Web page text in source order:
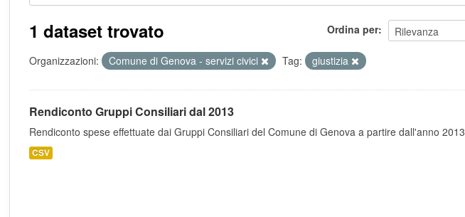
Ordina per
1 dataset trovato
Organizzazioni: Comune di Genova - servizi civici Tag: giustizia
Rendiconto Gruppi Consiliari dal 2013
Rendiconto spese effettuate dai Gruppi Consiliari del Comune di Genova a partire dall'anno 2013
CSV